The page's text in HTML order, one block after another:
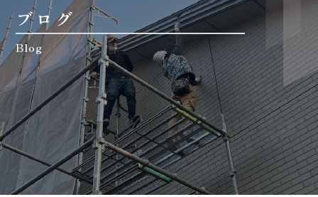
ブログ
Blog